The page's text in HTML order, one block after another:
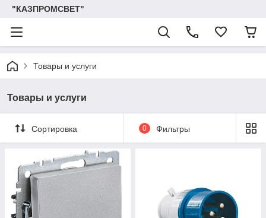
"КАЗПРОМСВЕТ"
Товары и услуги
Товары и услуги
Сортировка 0 Фильтры